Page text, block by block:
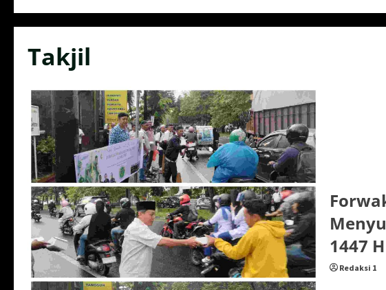
Takjil
1447 H
Redaksi 1